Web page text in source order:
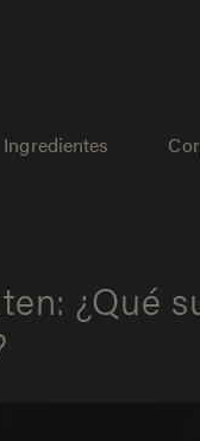
Ingredientes
¿Qué